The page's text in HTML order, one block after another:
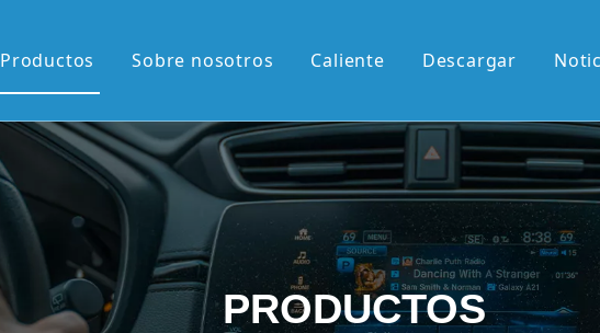
Productos
Serie OEM de 13,1'
Serie OEM de 12,3'
Pantalla 2K de 10,36'
Pantalla vertical de 9,7'
Sobre nosotros Caliente Descargar
PRODUCTOS